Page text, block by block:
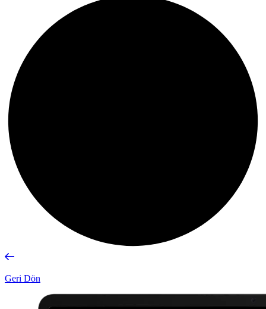
Geri Dön